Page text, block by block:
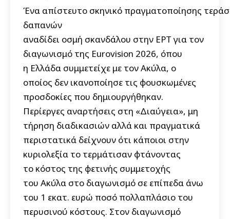
Ένα απίστευτο σκηνικό πραγματοποίησης
δαπανών
αναδίδει οσμή σκανδάλου στην ΕΡΤ για τον
διαγωνισμό της Eurovision 2026, όπου
η Ελλάδα συμμετείχε με τον Ακύλα, ο
οποίος δεν ικανοποίησε τις φουσκωμένες
προσδοκίες που δημιουργήθηκαν.
Περίεργες αναρτήσεις στη «Διαύγεια», μη
τήρηση διαδικασιών αλλά και πραγματικά
περιστατικά δείχνουν ότι κάποιοι στην
κυριολεξία το τερμάτισαν φτάνοντας
το κόστος της φετινής συμμετοχής
του Ακύλα στο διαγωνισμό σε επίπεδα άνω
του 1 εκατ. ευρώ ποσό πολλαπλάσιο του
περυσινού κόστους. Στον διαγωνισμό